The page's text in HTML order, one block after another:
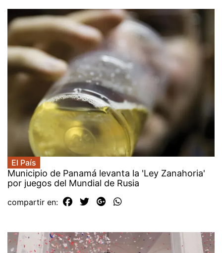
El País
Municipio de Panamá levanta la 'Ley Zanahoria'
por juegos del Mundial de Rusia
compartir en: